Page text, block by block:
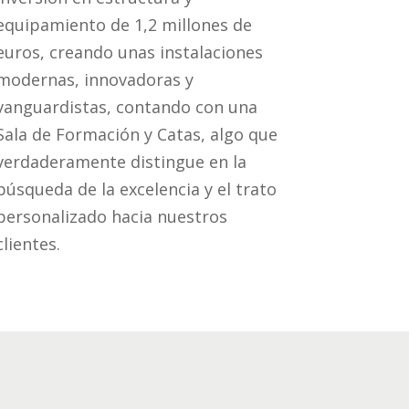
de 1,2 millones de
creando unas instalaciones
innovadoras y
contando con una
de Formación y Catas, algo que
distingue en la
de la excelencia y el trato
hacia nuestros